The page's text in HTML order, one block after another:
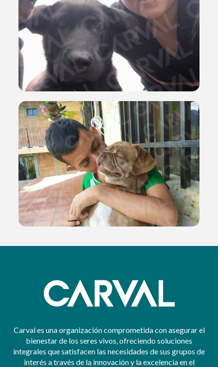
Carval es una organización comprometida con asegurar el
bienestar de los seres vivos, ofreciendo soluciones
integrales que satisfacen las necesidades de sus grupos de
interés a través de la innovación y la excelencia en el